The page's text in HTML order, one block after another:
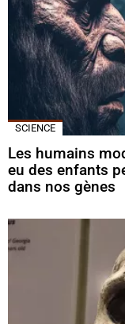
SCIENCE
Les humains
eu des enfants
dans nos gènes